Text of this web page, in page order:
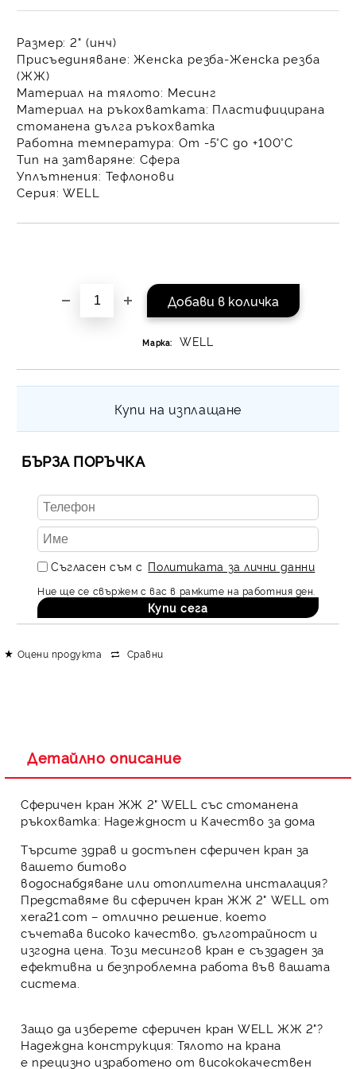
Размер: 2" (инч)
Присъединяване: Женска резба-Женска резба
(ЖЖ)
Материал на тялото: Месинг
Материал на ръкохватката: Пластифицирана
стоманена дълга ръкохватка
Работна температура: От -5°C до +100°C
Тип на затваряне: Сфера
Уплътнения: Тефлонови
Серия: WELL
Марка: WELL
Купи на изплащане
на поръчката се
/ €1022.61
БЪРЗА ПОРЪЧКА
Съгласен съм с Политиката за лични данни
Ние ще се свържем с вас в рамките на работния ден.
Оцени продукта Сравни
Детайлно описание
Сферичен кран ЖЖ 2" WELL със стоманена
ръкохватка: Надеждност и Качество за дома
Търсите здрав и достъпен сферичен кран за
вашето битово
водоснабдяване или отоплителна инсталация?
Представяме висферичен кран ЖЖ 2" WELL от
xera21.com – отлично решение, което
съчетава високо качество, дълготрайност и
изгодна цена . Този месингов кран е създаден за
ефективна и безпроблемна работа във вашата
система.
Защо да изберете сферичен кран WELL ЖЖ 2"?
Надеждна конструкция: Тялото на крана
е прецизно изработено от висококачествен